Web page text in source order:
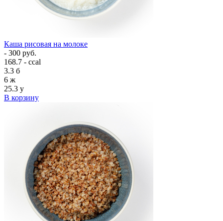
Каша рисовая на молоке
- 300 руб.
168.7 - ccal
3.3 б
6 ж
25.3 у
В корзину